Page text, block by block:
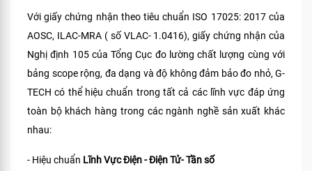
Với giấy chứng nhận theo tiêu chuẩn ISO 17025: 2017 của
AOSC, ILAC-MRA ( số VLAC- 1.0416), giấy chứng nhận của
Nghị định 105 của Tổng Cục đo lường chất lượng cùng với
bảng scope rộng, đa dạng và độ không đảm bảo đo nhỏ, G-
TECH có thể hiệu chuẩn trong tất cả các lĩnh vực đáp ứng
toàn bộ khách hàng trong các ngành nghề sản xuất khác
nhau:
- Hiệu chuẩn Lĩnh Vực Điện - Điện Tử- Tần số